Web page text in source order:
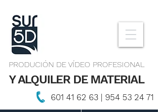
PRODUCIÓN DE VÍDEO PROFESIONAL
601 41 62 63 954 53 24 71
Y ALQUILER DE MATERIAL